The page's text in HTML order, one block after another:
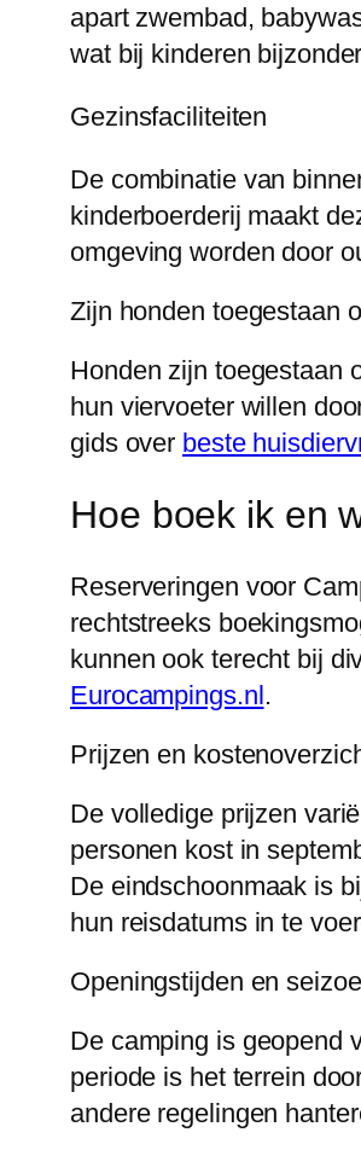
apart zwembad,
wat bij kinderen
Gezinsfaciliteiten
De combinatie van
kinderboerderij maakt
omgeving worden door
Zijn honden toegestaan
Honden zijn toegestaan
hun viervoeter willen
gids over beste
Hoe boek ik en
Reserveringen voor
rechtstreeks
kunnen ook terecht bij
Eurocampings.nl.
Prijzen en
De volledige prijzen
personen kost in
De eindschoonmaak is
hun reisdatums in te
Openingstijden en
De camping is geopend
periode is het terrein
andere regelingen